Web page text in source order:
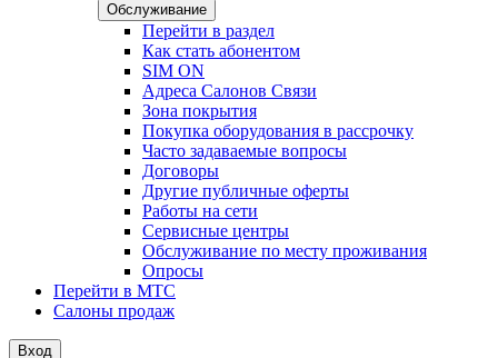
Обслуживание
Перейти в раздел
Как стать абонентом
SIM ON
Адреса Салонов Связи
Зона покрытия
Покупка оборудования в рассрочку
Часто задаваемые вопросы
Договоры
Другие публичные оферты
Работы на сети
Сервисные центры
Обслуживание по месту проживания
Опросы
Перейти в МТС
Салоны продаж
Вход